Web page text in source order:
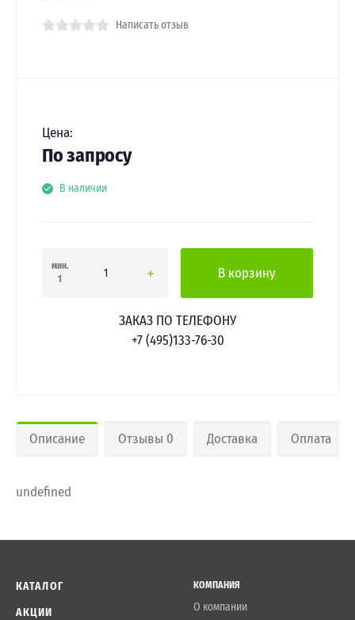
Написать отзыв
Цена:
По запросу
В наличии
мин.
1
В корзину
ЗАКАЗ ПО ТЕЛЕФОНУ
+7 (495)133-76-30
Описание Отзывы 0 Доставка Оплата
undefined
КАТАЛОГ
АКЦИИ
КОМПАНИЯ
О компании